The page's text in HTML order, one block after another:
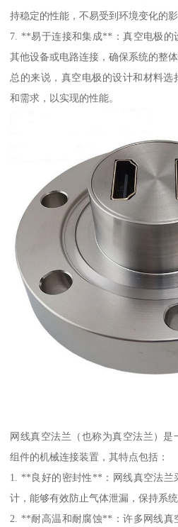
持稳定的性能，不易受到环境变化的影
7. **易于连接和集成**：真空电极的
其他设备或电路连接，确保系统的整体
总的来说，真空电极的设计和材料
和需求，以实现的性能。
网线真空法兰（也称为真空法兰）
组件的机械连接装置，其特点包括：
1. **良好的密封性**：网线真空法兰
计，能够有效防止气体泄漏，保持系统
2. **耐高温和耐腐蚀**：许多网线真